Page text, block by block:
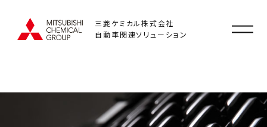
三菱ケミカル株式会社
自動車関連ソリューション